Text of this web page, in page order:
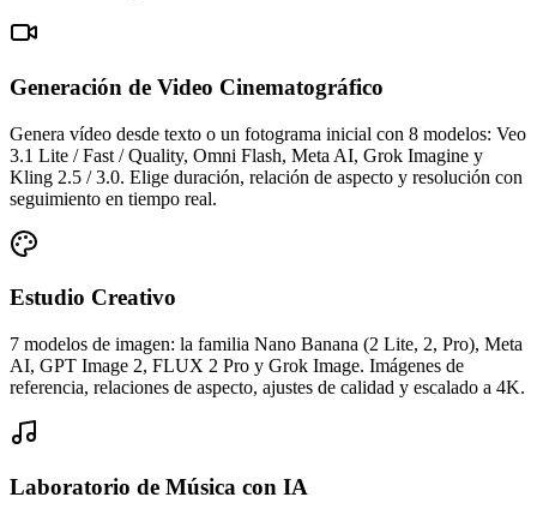
Generación de Video Cinematográfico
Genera vídeo desde texto o un fotograma inicial con 8 modelos: Veo
3.1 Lite / Fast / Quality, Omni Flash, Meta AI, Grok Imagine y
Kling 2.5 / 3.0. Elige duración, relación de aspecto y resolución con
seguimiento en tiempo real.
Estudio Creativo
7 modelos de imagen: la familia Nano Banana (2 Lite, 2, Pro), Meta
AI, GPT Image 2, FLUX 2 Pro y Grok Image. Imágenes de
referencia, relaciones de aspecto, ajustes de calidad y escalado a 4K.
Laboratorio de Música con IA